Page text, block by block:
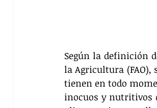
Según la definición
la Agricultura (FAO),
tienen en todo
inocuos y nutritivos